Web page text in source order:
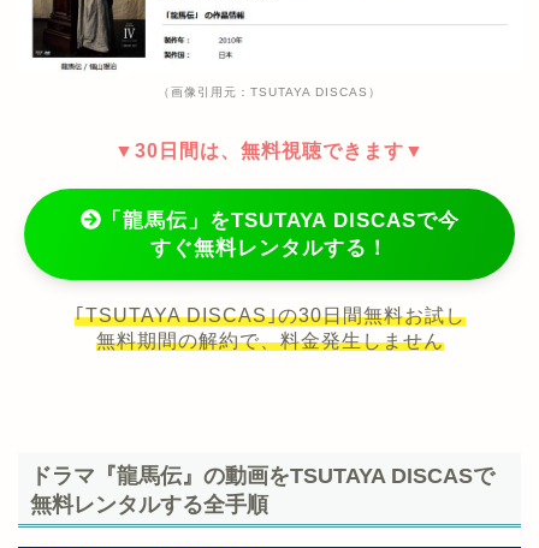
（画像引用元：TSUTAYA DISCAS）
▼30日間は、無料視聴できます▼
「龍馬伝」をTSUTAYA DISCASで今
すぐ無料レンタルする！
｢TSUTAYA DISCAS｣の30日間無料お試し
無料期間の解約で、料金発生しません
ドラマ『龍馬伝』の動画をTSUTAYA DISCASで
無料レンタルする全手順